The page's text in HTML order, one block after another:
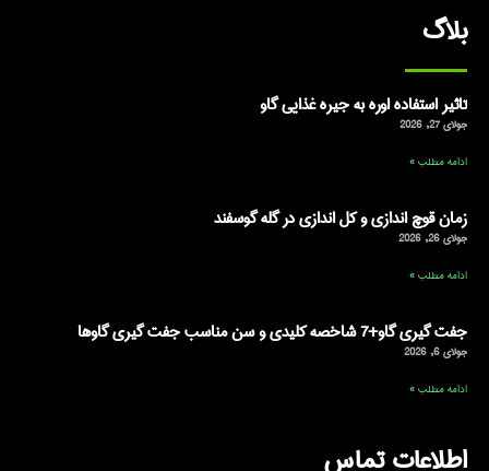
بلاگ
تاثیر استفاده اوره به جیره غذایی گاو
جولای 27, 2026
ادامه مطلب »
زمان قوچ اندازی و کل اندازی در گله گوسفند
جولای 26, 2026
ادامه مطلب »
جفت گیری گاو+7 شاخصه کلیدی و سن مناسب جفت گیری گاوها
جولای 6, 2026
ادامه مطلب »
اطلاعات تماس